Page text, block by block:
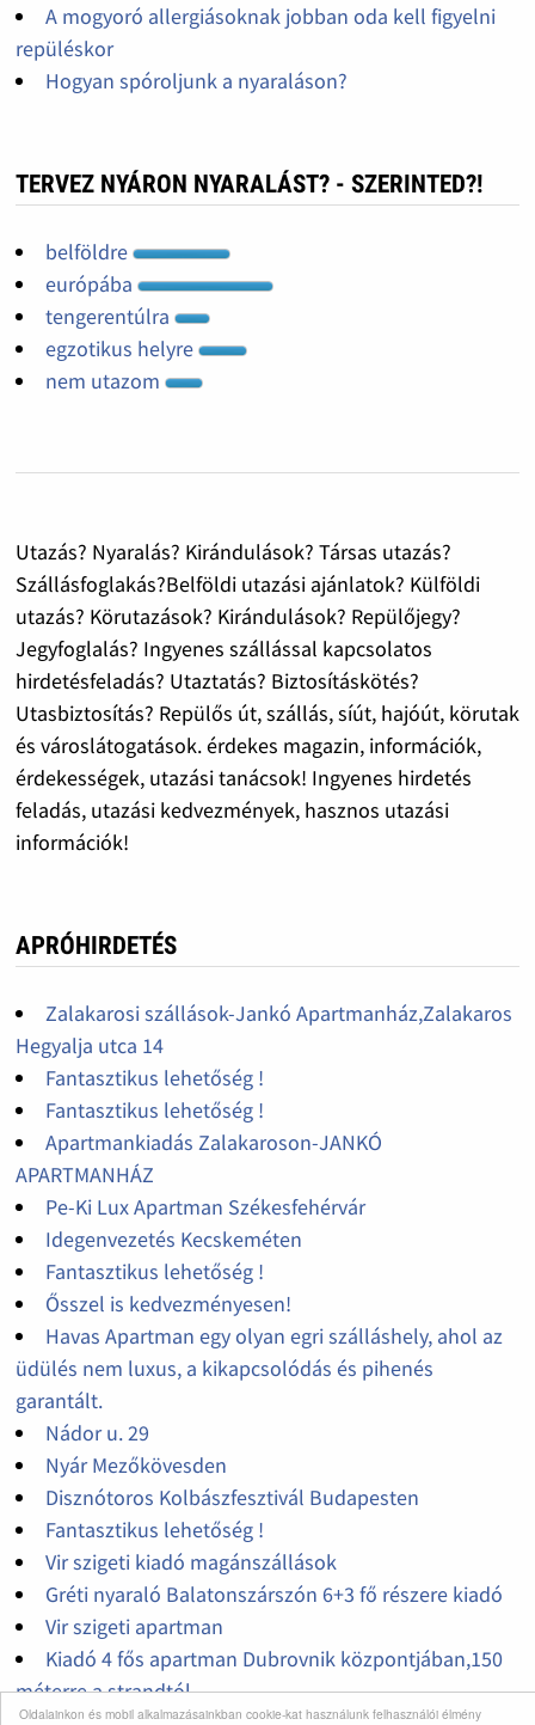
Oldalainkon és mobil alkalmazásainkban cookie-kat használunk felhasználói élmény
A mogyoró allergiásoknak jobban oda kell figyelni
repüléskor
Hogyan spóroljunk a nyaraláson?
TERVEZ NYÁRON NYARALÁST? - SZERINTED?!
belföldre
európába
tengerentúlra
egzotikus helyre
nem utazom
Utazás? Nyaralás? Kirándulások? Társas utazás?
Szállásfoglakás?Belföldi utazási ajánlatok? Külföldi
utazás? Körutazások? Kirándulások? Repülőjegy?
Jegyfoglalás? Ingyenes szállással kapcsolatos
hirdetésfeladás? Utaztatás? Biztosításkötés?
Utasbiztosítás? Repülős út, szállás, síút, hajóút, körutak
és városlátogatások. érdekes magazin, információk,
érdekességek, utazási tanácsok! Ingyenes hirdetés
feladás, utazási kedvezmények, hasznos utazási
információk!
APRÓHIRDETÉS
Zalakarosi szállások-Jankó Apartmanház,Zalakaros
Hegyalja utca 14
Fantasztikus lehetőség !
Fantasztikus lehetőség !
Apartmankiadás Zalakaroson-JANKÓ
APARTMANHÁZ
Pe-Ki Lux Apartman Székesfehérvár
Idegenvezetés Kecskeméten
Fantasztikus lehetőség !
Ősszel is kedvezményesen!
Havas Apartman egy olyan egri szálláshely, ahol az
üdülés nem luxus, a kikapcsolódás és pihenés
garantált.
Nádor u. 29
Nyár Mezőkövesden
Disznótoros Kolbászfesztivál Budapesten
Fantasztikus lehetőség !
Vir szigeti kiadó magánszállások
Gréti nyaraló Balatonszárszón 6+3 fő részere kiadó
Vir szigeti apartman
Kiadó 4 fős apartman Dubrovnik központjában,150
méterre a strandtól